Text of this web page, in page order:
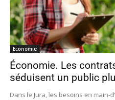
Economie
Économie. Les
séduisent un public
Dans le Jura, les besoins en